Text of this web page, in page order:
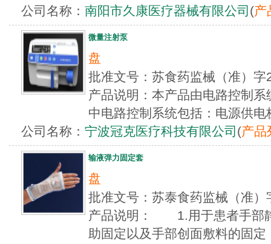
公司名称： 南阳市久康医疗器械有限公司 (产
微量注射泵
盘
批准文号：苏食药监械（准
产品说明：本产品由电路控制
中电路控制系统包括：电源供电
公司名称： 宁波冠克医疗科技有限公司 (产品
输液弹力固定套
盘
批准文号：苏泰食药监械（
产品说明： 1.用于患者手部
助固定以及手部创面敷料的